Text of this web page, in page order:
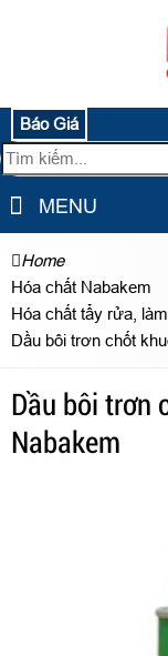
Báo Giá
MENU
Home
Hóa chất Nabakem
Hóa chất tẩy rửa,
Dầu bôi trơn chốt
Dầu bôi trơn
Nabakem